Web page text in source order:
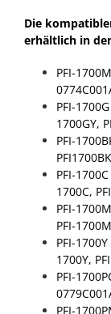
Die
erhältlich in
PFI-
PFI-
1700GY,
PFI-
PFI-
1700C,
PFI-
PFI-
PFI-
1700Y,
PFI-
PFI-